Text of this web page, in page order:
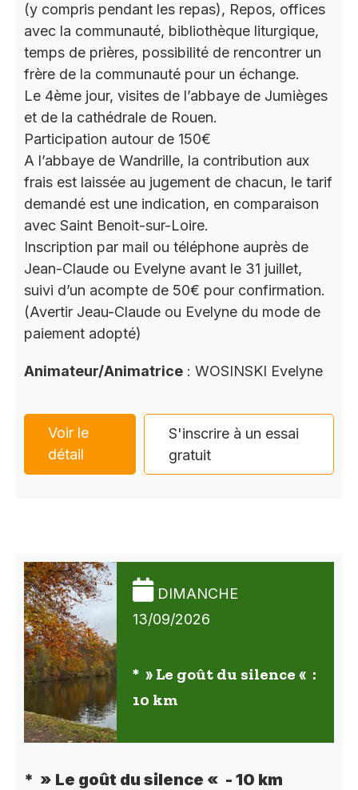
(y compris pendant les repas), Repos, offices
avec la communauté, bibliothèque liturgique,
temps de prières, possibilité de rencontrer un
frère de la communauté pour un échange.
Le 4ème jour, visites de l’abbaye de Jumièges
et de la cathédrale de Rouen.
Participation autour de 150€
A l’abbaye de Wandrille, la contribution aux
frais est laissée au jugement de chacun, le tarif
demandé est une indication, en comparaison
avec Saint Benoit-sur-Loire.
Inscription par mail ou téléphone auprès de
Jean-Claude ou Evelyne avant le 31 juillet,
suivi d’un acompte de 50€ pour confirmation.
(Avertir Jeau-Claude ou Evelyne du mode de
paiement adopté)
Animateur/Animatrice : WOSINSKI Evelyne
Voir le
détail
S'inscrire à un essai
gratuit
DIMANCHE
13/09/2026
* » Le goût du silence « :
10 km
* » Le goût du silence « - 10 km